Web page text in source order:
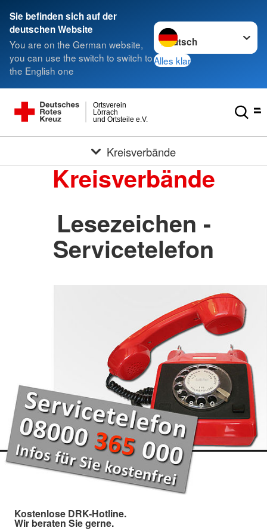
Sie befinden sich auf der
deutschen Website
You are on the German website,
you can use the switch to switch to
the English one
Sprache wechseln zu
Alles klar
und Ortsteile e.V.
Lörrach
Ortsverein
Kreisverbände
Kreisverbände
Lesezeichen -
Servicetelefon
Kostenlose DRK-Hotline.
Wir beraten Sie gerne.